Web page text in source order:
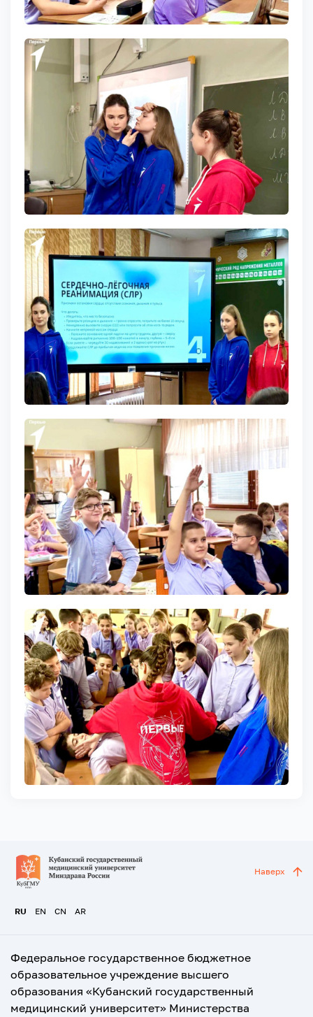
RU EN CN AR
Наверх
Федеральное государственное бюджетное
образовательное учреждение высшего
образования «Кубанский государственный
медицинский университет» Министерства